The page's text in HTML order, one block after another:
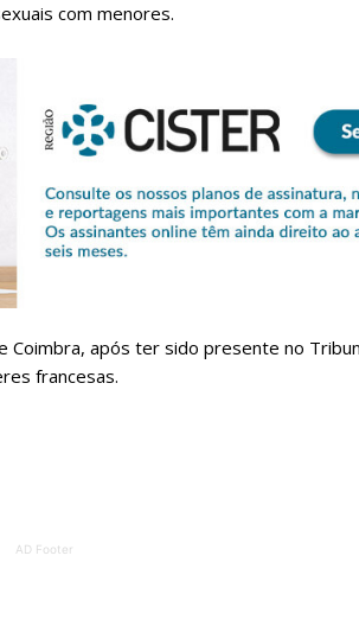
de
assinante do Região de Cister e ajude-nos
Sendo assinante terá acesso a todos os conteúdos
com menores.
após ter sido presente no
francesas.
AD Footer